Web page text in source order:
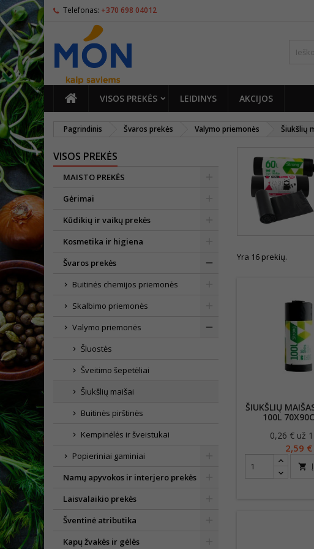
Telefonas: +370 698 04012
PAGRINDINIS
VISOS PREKĖS LEIDINYS AKCIJOS
Pagrindinis Švaros prekės Valymo priemonės Šiukšlių
VISOS PREKĖS
MAISTO PREKĖS
Gėrimai
Kūdikių ir vaikų prekės
Kosmetika ir higiena
Švaros prekės
Buitinės chemijos priemonės
Skalbimo priemonės
Valymo priemonės
Šluostės
Šveitimo šepetėliai
Šiukšlių maišai
Buitinės pirštinės
Kempinėlės ir šveistukai
Popieriniai gaminiai
Namų apyvokos ir interjero prekės
Laisvalaikio prekės
Šventinė atributika
Kapų žvakės ir gėlės
Yra 16 prekių.
ŠIUKŠLIŲ
100L
0,26 € už
2,59 €
shopping_cart